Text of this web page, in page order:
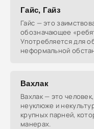
Гайс, Гайз
Гайс — это
обозначающее
Употребляется для
неформальной
Вахлак
Вахлак — это
неуклюже и
крупных парней,
манерах.